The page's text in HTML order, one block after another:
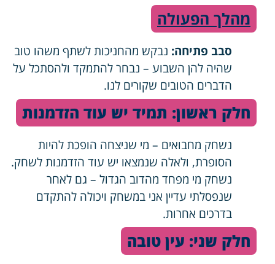
מהלך הפעולה
סבב פתיחה: נבקש מהחניכות לשתף משהו טוב
שהיה להן השבוע – נבחר להתמקד ולהסתכל על
הדברים הטובים שקורים לנו.
חלק ראשון: תמיד יש עוד הזדמנות
נשחק מחבואים – מי שניצחה הופכת להיות
הסופרת, ולאלה שנמצאו יש עוד הזדמנות לשחק.
נשחק מי מפחד מהדוב הגדול – גם לאחר
שנפסלתי עדיין אני במשחק ויכולה להתקדם
בדרכים אחרות.
חלק שני: עין טובה